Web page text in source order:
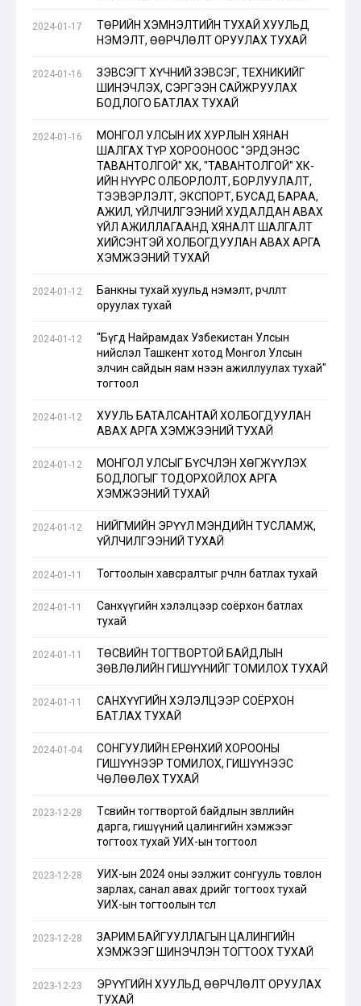
2024-01-17
ТӨРИЙН ХЭМНЭЛТИЙН ТУХАЙ ХУУЛЬД
НЭМЭЛТ, ӨӨРЧЛӨЛТ ОРУУЛАХ ТУХАЙ
2024-01-16
ЗЭВСЭГТ ХҮЧНИЙ ЗЭВСЭГ, ТЕХНИКИЙГ
ШИНЭЧЛЭХ, СЭРГЭЭН САЙЖРУУЛАХ
БОДЛОГО БАТЛАХ ТУХАЙ
2024-01-16
МОНГОЛ УЛСЫН ИХ ХУРЛЫН ХЯНАН
ШАЛГАХ ТҮР ХОРООНООС "ЭРДЭНЭС
ТАВАНТОЛГОЙ" ХК, "ТАВАНТОЛГОЙ" ХК-
ИЙН НҮҮРС ОЛБОРЛОЛТ, БОРЛУУЛАЛТ,
ТЭЭВЭРЛЭЛТ, ЭКСПОРТ, БУСАД БАРАА,
АЖИЛ, ҮЙЛЧИЛГЭЭНИЙ ХУДАЛДАН АВАХ
ҮЙЛ АЖИЛЛАГААНД ХЯНАЛТ ШАЛГАЛТ
ХИЙСЭНТЭЙ ХОЛБОГДУУЛАН АВАХ АРГА
ХЭМЖЭЭНИЙ ТУХАЙ
2024-01-12
Банкны тухай хуульд нэмэлт, өөрчлөлт
оруулах тухай
2024-01-12
"Бүгд Найрамдах Узбекистан Улсын
нийслэл Ташкент хотод Монгол Улсын
элчин сайдын яам нээн ажиллуулах тухай"
тогтоол
2024-01-12
ХУУЛЬ БАТАЛСАНТАЙ ХОЛБОГДУУЛАН
АВАХ АРГА ХЭМЖЭЭНИЙ ТУХАЙ
2024-01-12
МОНГОЛ УЛСЫГ БҮСЧЛЭН ХӨГЖҮҮЛЭХ
БОДЛОГЫГ ТОДОРХОЙЛОХ АРГА
ХЭМЖЭЭНИЙ ТУХАЙ
2024-01-12
НИЙГМИЙН ЭРҮҮЛ МЭНДИЙН ТУСЛАМЖ,
ҮЙЛЧИЛГЭЭНИЙ ТУХАЙ
2024-01-11 Тогтоолын хавсралтыг өөрчлөн батлах тухай
2024-01-11
Санхүүгийн хэлэлцээр соёрхон батлах
тухай
2024-01-11
ТӨСВИЙН ТОГТВОРТОЙ БАЙДЛЫН
ЗӨВЛӨЛИЙН ГИШҮҮНИЙГ ТОМИЛОХ ТУХАЙ
2024-01-11
САНХҮҮГИЙН ХЭЛЭЛЦЭЭР СОЁРХОН
БАТЛАХ ТУХАЙ
2024-01-04
СОНГУУЛИЙН ЕРӨНХИЙ ХОРООНЫ
ГИШҮҮНЭЭР ТОМИЛОХ, ГИШҮҮНЭЭС
ЧӨЛӨӨЛӨХ ТУХАЙ
2023-12-28
Төсвийн тогтвортой байдлын зөвлөлийн
дарга, гишүүний цалингийн хэмжээг
тогтоох тухай УИХ-ын тогтоол
2023-12-28
УИХ-ын 2024 оны ээлжит сонгууль товлон
зарлах, санал авах өдрийг тогтоох тухай
УИХ-ын тогтоолын төсөл
2023-12-28
ЗАРИМ БАЙГУУЛЛАГЫН ЦАЛИНГИЙН
ХЭМЖЭЭГ ШИНЭЧЛЭН ТОГТООХ ТУХАЙ
2023-12-23
ЭРҮҮГИЙН ХУУЛЬД ӨӨРЧЛӨЛТ ОРУУЛАХ
ТУХАЙ